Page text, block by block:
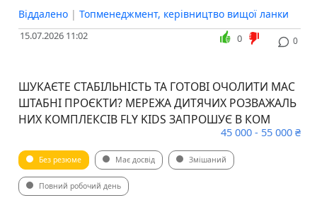
Віддалено | Топменеджмент, керівництво вищої ланки
15.07.2026 11:02 0
0
ШУКАЄТЕ СТАБІЛЬНІСТЬ ТА ГОТОВІ ОЧОЛИТИ МАС
ШТАБНІ ПРОЄКТИ? МЕРЕЖА ДИТЯЧИХ РОЗВАЖАЛЬ
НИХ КОМПЛЕКСІВ FLY KIDS ЗАПРОШУЄ В КОМ
45 000 - 55 000 ₴
Без резюме Має досвід Змішаний
Повний робочий день